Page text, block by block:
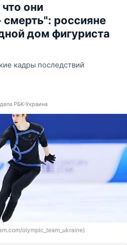
они
россияне
дом фигуриста
кадры последствий
РБК-Украина
olympic_team_ukraine)